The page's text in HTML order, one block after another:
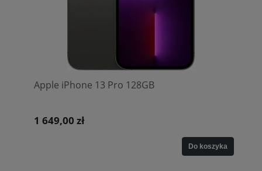
Apple iPhone 13 Pro 128GB
1 649,00 zł
Do koszyka